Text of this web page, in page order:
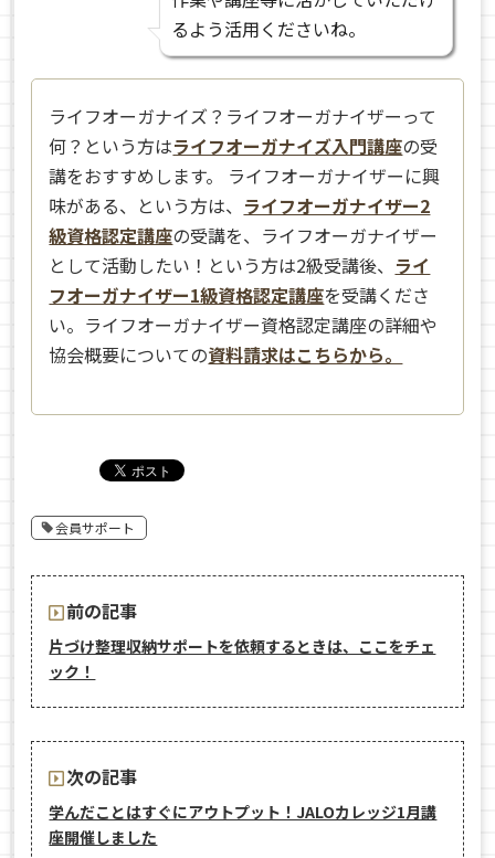
るよう活用くださいね。
ライフオーガナイズ？ライフオーガナイザーって
何？という方はライフオーガナイズ入門講座の受
講をおすすめします。 ライフオーガナイザーに興
味がある、という方は、 ライフオーガナイザー2
級資格認定講座の受講を、ライフオーガナイザー
として活動したい！という方は2級受講後、 ライ
フオーガナイザー1級資格認定講座を受講くださ
い。ライフオーガナイザー資格認定講座の詳細や
協会概要についての資料請求はこちらから。
会員サポート
前の記事
片づけ整理収納サポートを依頼するときは、ここをチェ
ック！
次の記事
学んだことはすぐにアウトプット！JALOカレッジ1月講
座開催しました